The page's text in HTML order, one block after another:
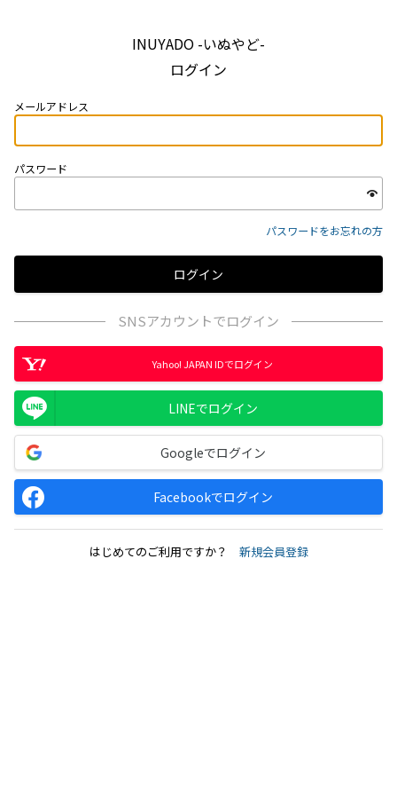
INUYADO -いぬやど-
ログイン
メールアドレス
パスワード
パスワードをお忘れの方
SNSアカウントでログイン
Yahoo! JAPAN IDでログイン
LINEでログイン
Googleでログイン
Facebookでログイン
はじめてのご利用ですか？ 新規会員登録